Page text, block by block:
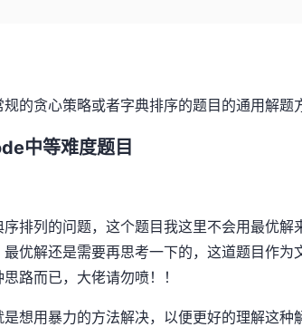
的贪心策略或者字典排序的题目的通用解题
中等难度题目
序排列的问题，这个题目我这里不会用最优
优解还是需要再思考一下的，这道题目作为
路而已，大佬请勿喷！！
想用暴力的方法解决，以便更好的理解这种